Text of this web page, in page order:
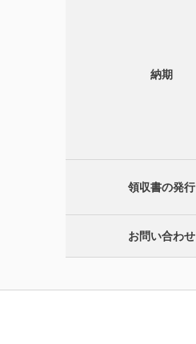
納期
領収書の発行
お問い合わせ